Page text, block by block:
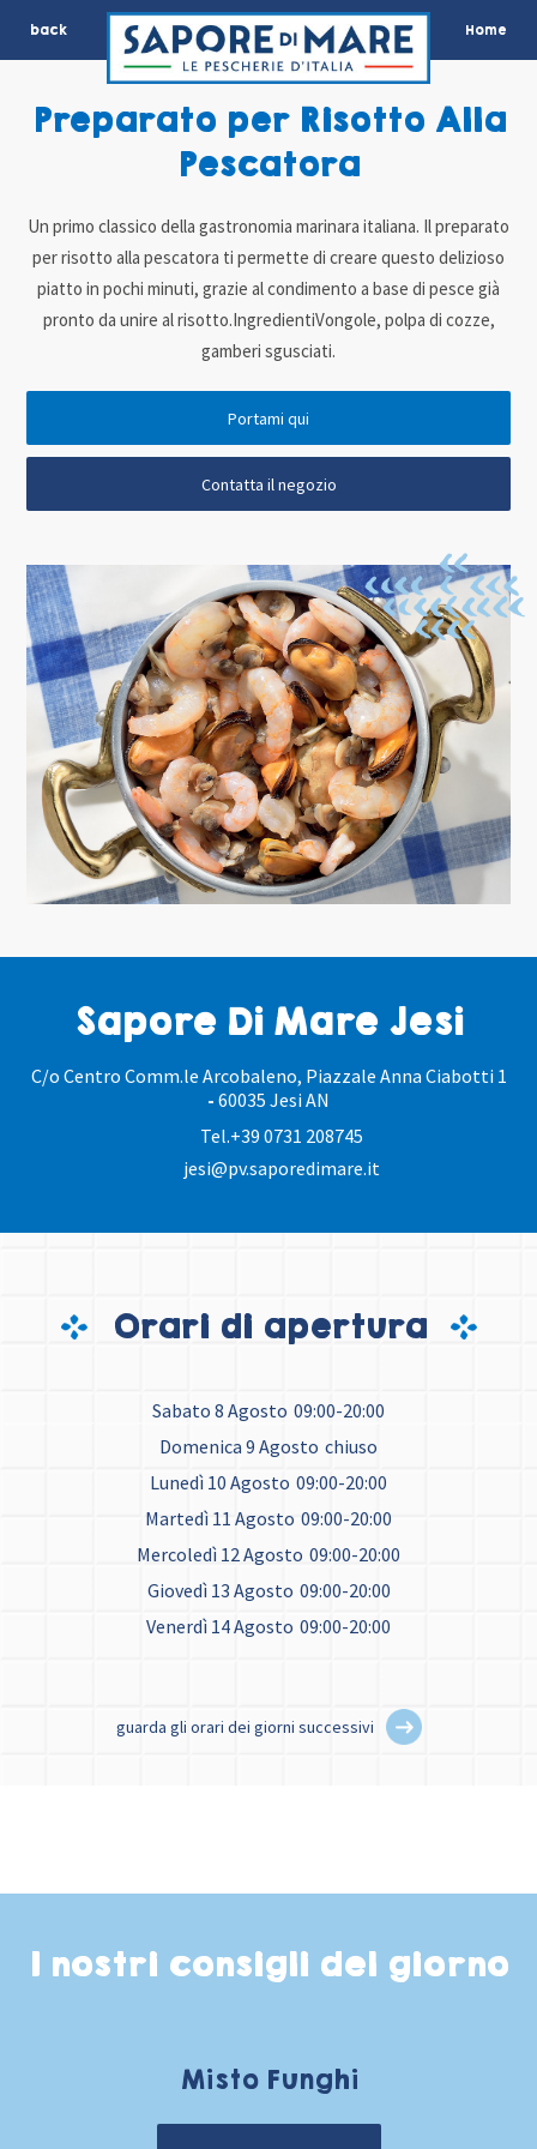
back Home
Sapore Di Mare Jesi
C/o Centro Comm.le Arcobaleno, Piazzale Anna Ciabotti 1
- 60035 Jesi AN
Tel.+39 0731 208745
jesi@pv.saporedimare.it
Preparato per Risotto Alla
Pescatora
Un primo classico della gastronomia marinara italiana. Il preparato
per risotto alla pescatora ti permette di creare questo delizioso
piatto in pochi minuti, grazie al condimento a base di pesce già
pronto da unire al risotto.IngredientiVongole, polpa di cozze,
gamberi sgusciati.
Portami qui
Contatta il negozio
Orari di apertura
Sabato 8 Agosto 09:00-20:00
Domenica 9 Agosto chiuso
Lunedì 10 Agosto 09:00-20:00
Martedì 11 Agosto 09:00-20:00
Mercoledì 12 Agosto 09:00-20:00
Giovedì 13 Agosto 09:00-20:00
Venerdì 14 Agosto 09:00-20:00
guarda gli orari dei giorni successivi
I nostri consigli del giorno
Misto Funghi